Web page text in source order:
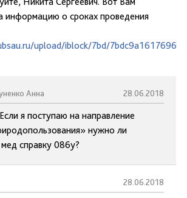
информацию о сроках проведения
upload/iblock/7bd/
Анна 28.06.2018
я поступаю на направление
нужно ли
справку 086у?
28.06.2018